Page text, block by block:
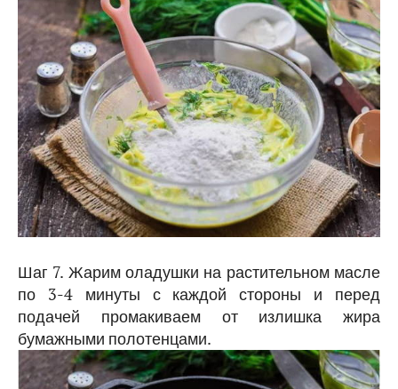
Шаг 7. Жарим оладушки на растительном масле
по 3-4 минуты с каждой стороны и перед
подачей промакиваем от излишка жира
бумажными полотенцами.